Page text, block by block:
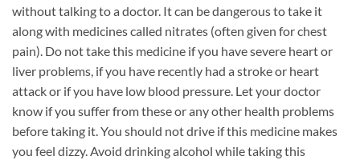
without talking to a doctor. It can be dangerous to take it
along with medicines called nitrates (often given for chest
pain). Do not take this medicine if you have severe heart or
liver problems, if you have recently had a stroke or heart
attack or if you have low blood pressure. Let your doctor
know if you suffer from these or any other health problems
before taking it. You should not drive if this medicine makes
you feel dizzy. Avoid drinking alcohol while taking this